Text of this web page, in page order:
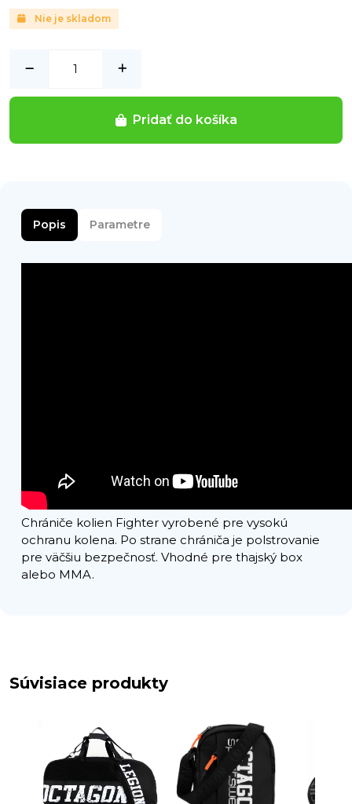
Nie je skladom
Pridať do košíka
Popis Parametre
Chrániče kolien Fighter vyrobené pre vysokú
ochranu kolena. Po strane chrániča je polstrovanie
pre väčšiu bezpečnosť. Vhodné pre thajský box
alebo MMA.
Súvisiace produkty